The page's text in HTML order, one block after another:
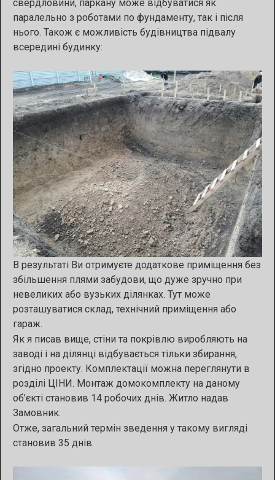
свердловини, паркану може відбуватися як
паралельно з роботами по фундаменту, так і після
нього. Також є можливість будівництва підвалу
всередині будинку:
В результаті Ви отримуєте додаткове приміщення без
збільшення плями забудови, що дуже зручно при
невеликих або вузьких ділянках. Тут може
розташуватися склад, технічний приміщення або
гараж.
Як я писав вище, стіни та покрівлю виробляють на
заводі і на ділянці відбувається тільки збирання,
згідно проекту. Комплектації можна переглянути в
розділі ЦІНИ. Монтаж домокомплекту на даному
об’єкті становив 14 робочих днів. Житло надав
Замовник.
Отже, загальний термін зведення у такому вигляді
становив 35 днів.